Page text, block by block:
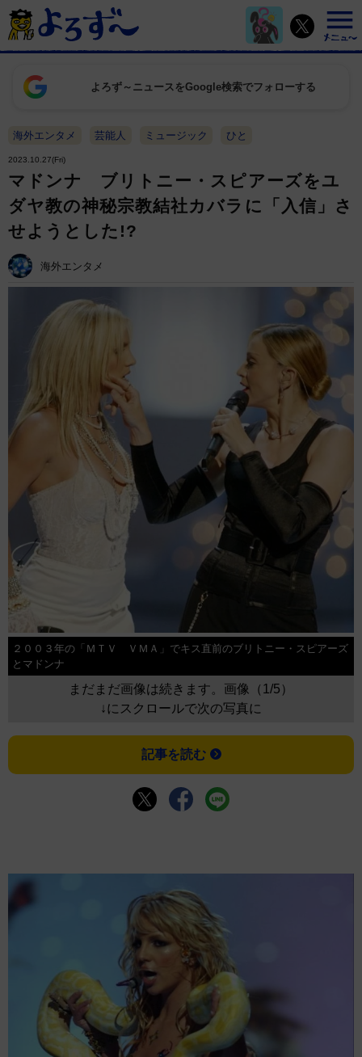
よろず～ニュースをGoogle検索でフォローする
海外エンタメ 芸能人 ミュージック ひと
2023.10.27(Fri)
マドンナ ブリトニー・スピアーズをユ
ダヤ教の神秘宗教結社カバラに「入信」さ
せようとした!?
海外エンタメ
２００３年の「ＭＴＶ ＶＭＡ」でキス直前のブリトニー・スピアーズ
とマドンナ
まだまだ画像は続きます。画像（1/5）
↓にスクロールで次の写真に
記事を読む